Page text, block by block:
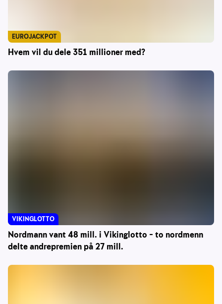
Hvem vil du dele 351 millioner med?
EUROJACKPOT
Nordmann vant 48 mill. i Vikinglotto – to nordmenn
delte andrepremien på 27 mill.
VIKINGLOTTO